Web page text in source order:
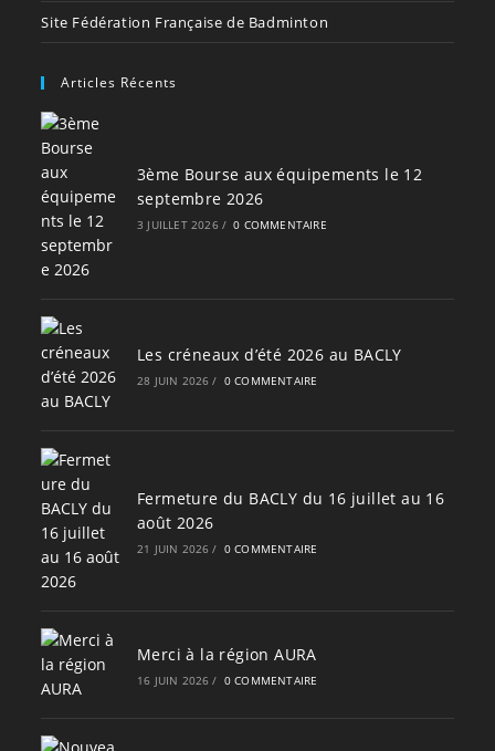
Site Fédération Française de Badminton
Articles Récents
3ème Bourse aux équipements le 12
septembre 2026
3 JUILLET 2026 / 0 COMMENTAIRE
Les créneaux d’été 2026 au BACLY
28 JUIN 2026 / 0 COMMENTAIRE
Fermeture du BACLY du 16 juillet au 16
août 2026
21 JUIN 2026 / 0 COMMENTAIRE
Merci à la région AURA
16 JUIN 2026 / 0 COMMENTAIRE